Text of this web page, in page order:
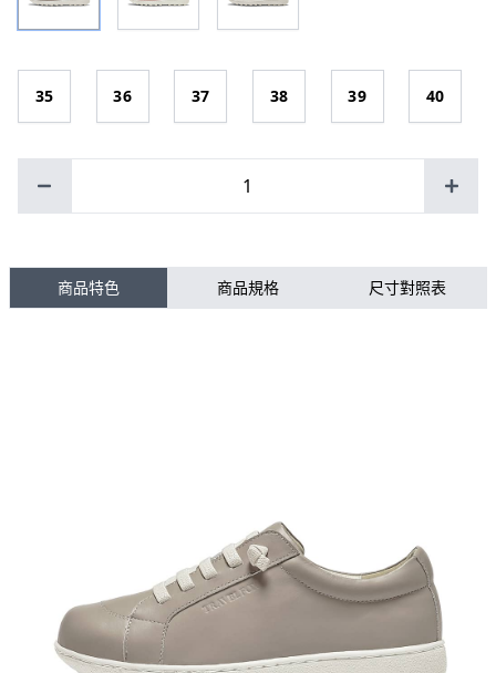
35 36 37 38 39 40
1
商品特色 商品規格 尺寸對照表